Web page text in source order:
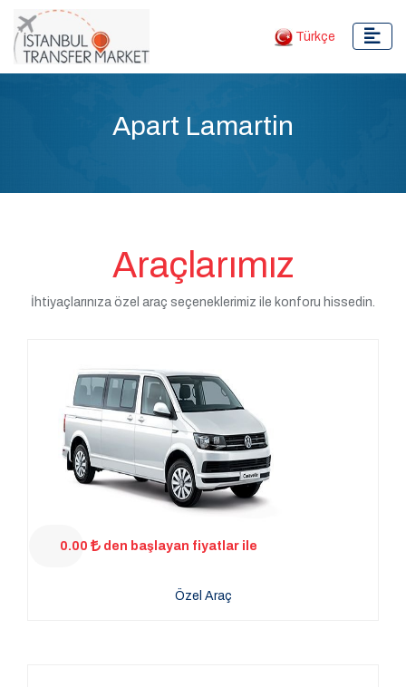
Türkçe
Apart Lamartin
Araçlarımız
İhtiyaçlarınıza özel araç seçeneklerimiz ile konforu hissedin.
0.00 den başlayan fiyatlar ile
Özel Araç